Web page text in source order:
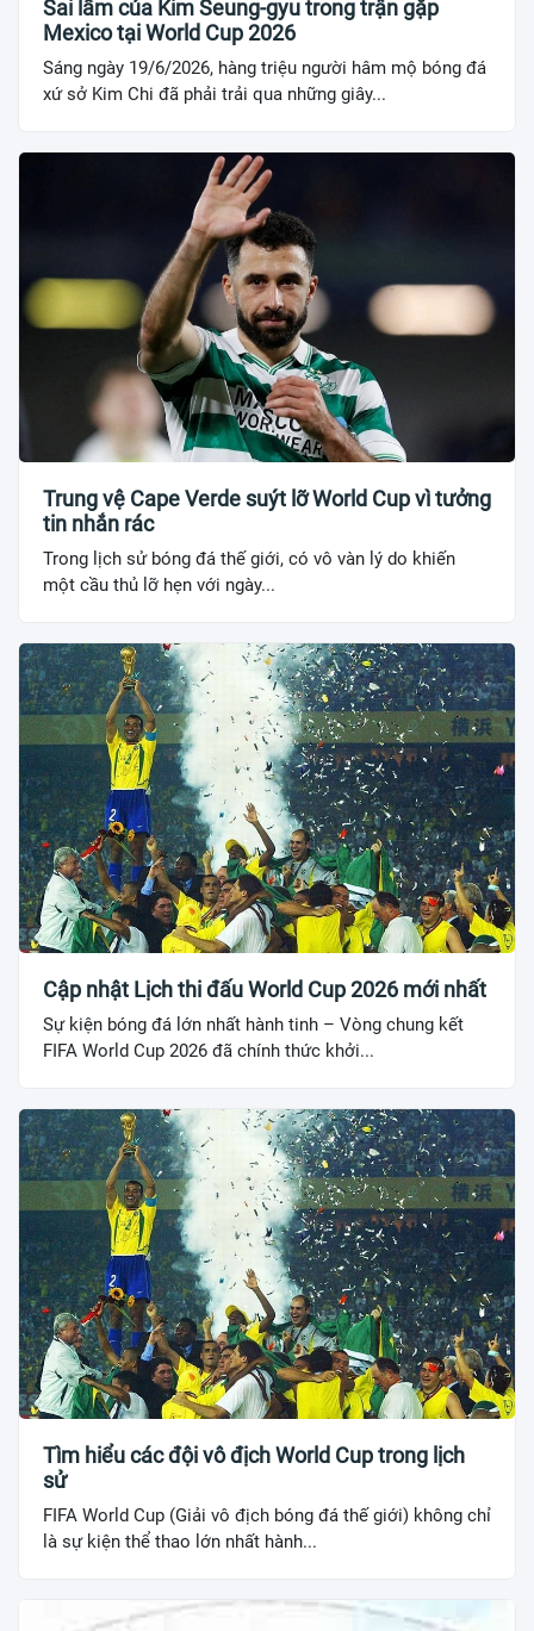
Sai lầm của Kim Seung-gyu trong trận gặp
Mexico tại World Cup 2026
Sáng ngày 19/6/2026, hàng triệu người hâm mộ bóng đá
xứ sở Kim Chi đã phải trải qua những giây...
Trung vệ Cape Verde suýt lỡ World Cup vì tưởng
tin nhắn rác
Trong lịch sử bóng đá thế giới, có vô vàn lý do khiến
một cầu thủ lỡ hẹn với ngày...
Cập nhật Lịch thi đấu World Cup 2026 mới nhất
Sự kiện bóng đá lớn nhất hành tinh – Vòng chung kết
FIFA World Cup 2026 đã chính thức khởi...
Tìm hiểu các đội vô địch World Cup trong lịch
sử
FIFA World Cup (Giải vô địch bóng đá thế giới) không chỉ
là sự kiện thể thao lớn nhất hành...